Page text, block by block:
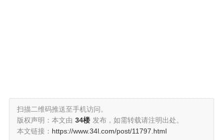
扫描二维码推送至手机访问。
版权声明：本文由 34楼 发布，如需转载请注明出处。
本文链接： https://www.34l.com/post/11797.html